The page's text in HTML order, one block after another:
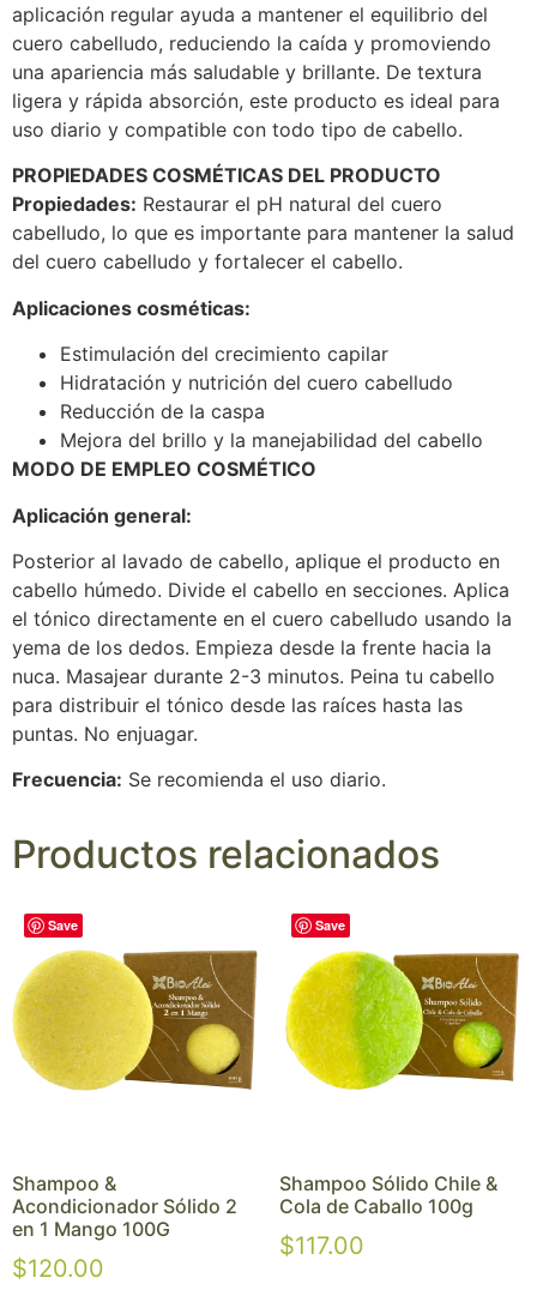
aplicación regular ayuda a mantener el equilibrio del
cuero cabelludo, reduciendo la caída y promoviendo
una apariencia más saludable y brillante. De textura
ligera y rápida absorción, este producto es ideal para
uso diario y compatible con todo tipo de cabello.
PROPIEDADES COSMÉTICAS DEL PRODUCTO
Propiedades: Restaurar el pH natural del cuero
cabelludo, lo que es importante para mantener la salud
del cuero cabelludo y fortalecer el cabello.
Aplicaciones cosméticas:
Estimulación del crecimiento capilar
Hidratación y nutrición del cuero cabelludo
Reducción de la caspa
Mejora del brillo y la manejabilidad del cabello
MODO DE EMPLEO COSMÉTICO
Aplicación general:
Posterior al lavado de cabello, aplique el producto en
cabello húmedo. Divide el cabello en secciones. Aplica
el tónico directamente en el cuero cabelludo usando la
yema de los dedos. Empieza desde la frente hacia la
nuca. Masajear durante 2-3 minutos. Peina tu cabello
para distribuir el tónico desde las raíces hasta las
puntas. No enjuagar.
Frecuencia: Se recomienda el uso diario.
Productos relacionados
Save
Shampoo &
Acondicionador Sólido 2
en 1 Mango 100G
$120.00
Save
Shampoo Sólido Chile &
Cola de Caballo 100g
$117.00